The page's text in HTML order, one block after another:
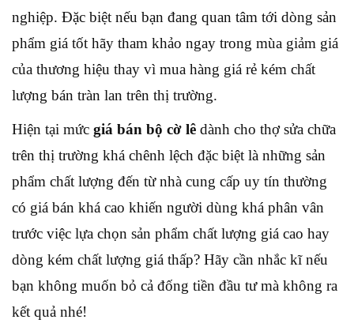
nghiệp. Đặc biệt nếu bạn đang quan tâm tới dòng sản
phẩm giá tốt hãy tham khảo ngay trong mùa giảm giá
của thương hiệu thay vì mua hàng giá rẻ kém chất
lượng bán tràn lan trên thị trường.
Hiện tại mức giá bán bộ cờ lê dành cho thợ sửa chữa
trên thị trường khá chênh lệch đặc biệt là những sản
phẩm chất lượng đến từ nhà cung cấp uy tín thường
có giá bán khá cao khiến người dùng khá phân vân
trước việc lựa chọn sản phẩm chất lượng giá cao hay
dòng kém chất lượng giá thấp? Hãy cần nhắc kĩ nếu
bạn không muốn bỏ cả đống tiền đầu tư mà không ra
kết quả nhé!